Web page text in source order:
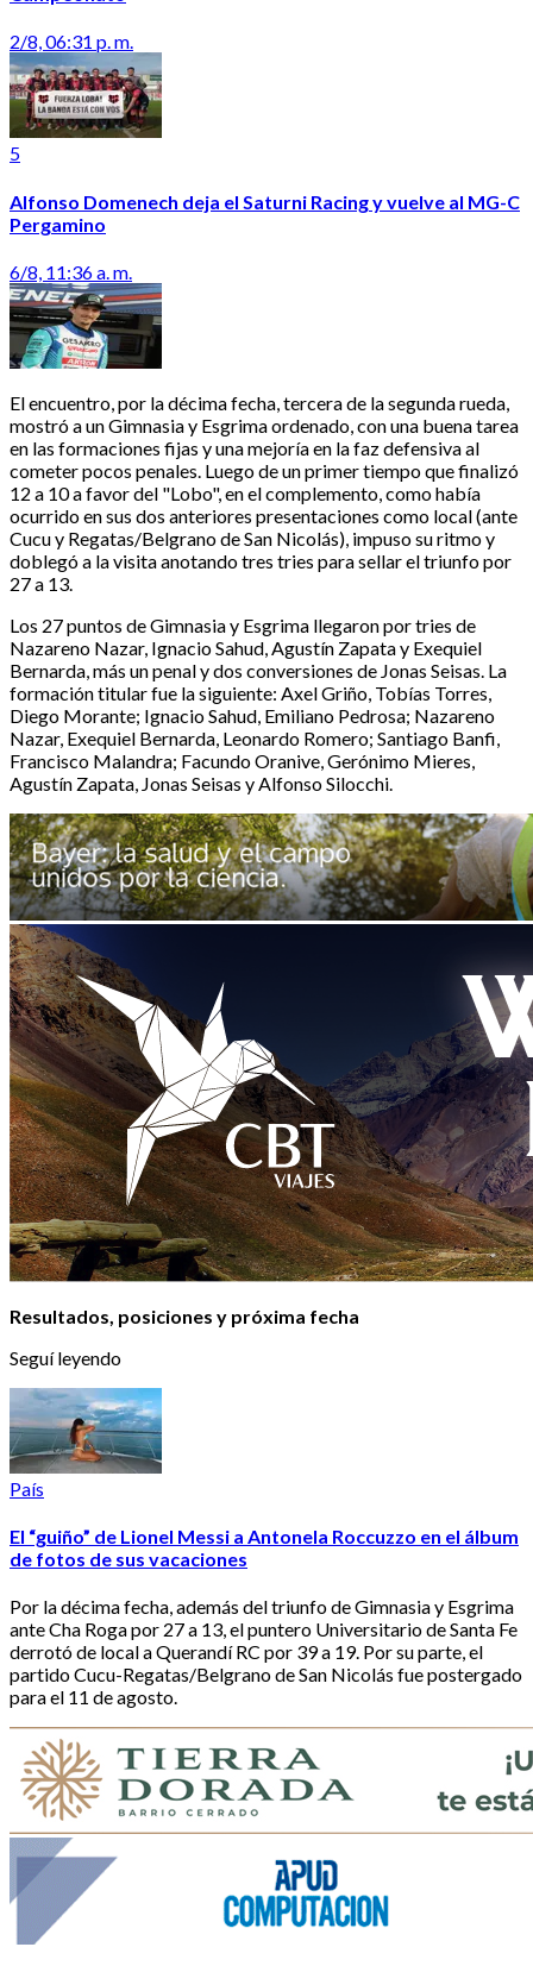
2/8, 06:31 p. m.
5
Alfonso Domenech deja el Saturni Racing y vuelve al MG-C
Pergamino
6/8, 11:36 a. m.
El encuentro, por la décima fecha, tercera de la segunda rueda,
mostró a un Gimnasia y Esgrima ordenado, con una buena tarea
en las formaciones fijas y una mejoría en la faz defensiva al
cometer pocos penales. Luego de un primer tiempo que finalizó
12 a 10 a favor del "Lobo", en el complemento, como había
ocurrido en sus dos anteriores presentaciones como local (ante
Cucu y Regatas/Belgrano de San Nicolás), impuso su ritmo y
doblegó a la visita anotando tres tries para sellar el triunfo por
27 a 13.
Los 27 puntos de Gimnasia y Esgrima llegaron por tries de
Nazareno Nazar, Ignacio Sahud, Agustín Zapata y Exequiel
Bernarda, más un penal y dos conversiones de Jonas Seisas. La
formación titular fue la siguiente: Axel Griño, Tobías Torres,
Diego Morante; Ignacio Sahud, Emiliano Pedrosa; Nazareno
Nazar, Exequiel Bernarda, Leonardo Romero; Santiago Banfi,
Francisco Malandra; Facundo Oranive, Gerónimo Mieres,
Agustín Zapata, Jonas Seisas y Alfonso Silocchi.
Resultados, posiciones y próxima fecha
Seguí leyendo
País
El “guiño” de Lionel Messi a Antonela Roccuzzo en el álbum
de fotos de sus vacaciones
Por la décima fecha, además del triunfo de Gimnasia y Esgrima
ante Cha Roga por 27 a 13, el puntero Universitario de Santa Fe
derrotó de local a Querandí RC por 39 a 19. Por su parte, el
partido Cucu-Regatas/Belgrano de San Nicolás fue postergado
para el 11 de agosto.